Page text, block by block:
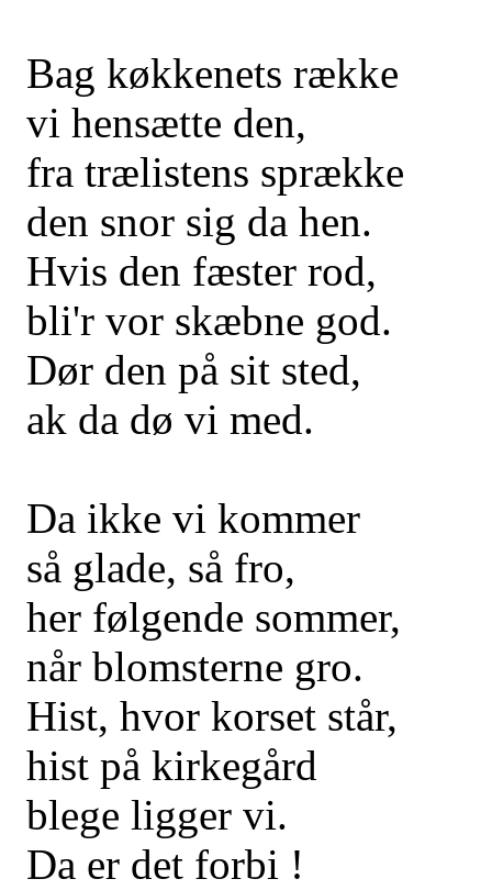
Bag køkkenets række
vi hensætte den,
fra trælistens sprække
den snor sig da hen.
Hvis den fæster rod,
bli'r vor skæbne god.
Dør den på sit sted,
ak da dø vi med.
Da ikke vi kommer
så glade, så fro,
her følgende sommer,
når blomsterne gro.
Hist, hvor korset står,
hist på kirkegård
blege ligger vi.
Da er det forbi !